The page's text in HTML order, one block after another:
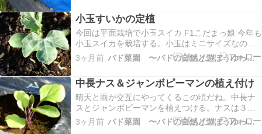
す。「バド菜園ブログ更新通知」を希望される方
は、是非クリッ…
小玉すいかの定植
今回は平面栽培で小玉スイカ F1こだまっ娘 今年も
小玉スイカを栽培する。小玉はミニサイズなの
で、冷蔵庫にも入れやすい。カットしてもちょう
どいい食べ切りサイズ。皮が薄くて中身は見かけ
からたくさんなるし、栽培もしやすい。家庭菜園
でもぜひおす…
3ヶ月前 バド菜園 〜バドの自然と遊ぼうゆったり菜園らいふ〜
中長ナス＆ジャンボピーマンの植え付け
晴天と雨が交互にやってくるこの頃だね。中長ナ
スとジャンボピーマンを植えつける。ナスは３４
本。ピーマンは４８本。（第２菜園もプラスし
て）どちらも主には自家消費用。余れば直売所で
3ヶ月前 バド菜園 〜バドの自然と遊ぼうゆったり菜園らいふ〜